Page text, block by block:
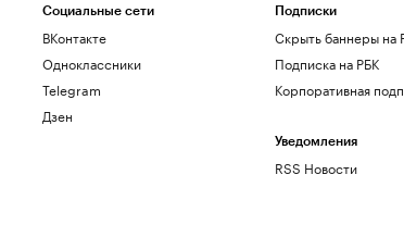
Социальные сети
ВКонтакте
Одноклассники
Telegram
Дзен
Подписки
Скрыть баннеры на
Подписка на РБК
Корпоративная
Уведомления
RSS Новости